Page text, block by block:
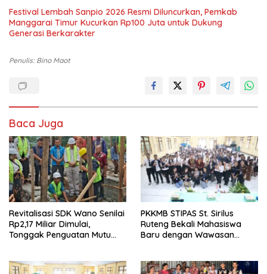
Festival Lembah Sanpio 2026 Resmi Diluncurkan, Pemkab
Manggarai Timur Kucurkan Rp100 Juta untuk Dukung
Generasi Berkarakter
Penulis: Bino Maot
Baca Juga
Revitalisasi SDK Wano Senilai
Rp2,17 Miliar Dimulai,
Tonggak Penguatan Mutu
PKKMB STIPAS St. Sirilus
Ruteng Bekali Mahasiswa
Baru dengan Wawasan